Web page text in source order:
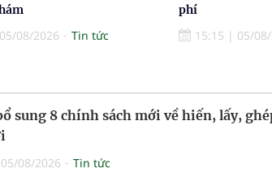
05/08/2026 Tin tức
phí
15:15 | 05/
sung 8 chính sách mới về hiến, lấy,
05/08/2026
Tin tức